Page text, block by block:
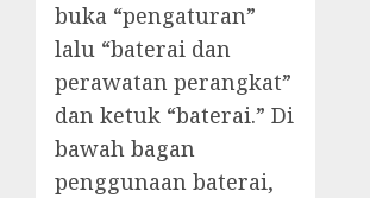
buka “pengaturan”
lalu “baterai dan
perawatan perangkat”
dan ketuk “baterai.” Di
bawah bagan
penggunaan baterai,